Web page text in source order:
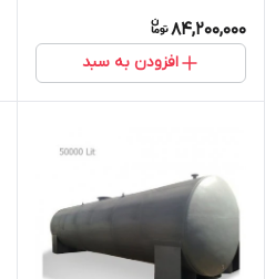
84,200,000
افزودن به سبد